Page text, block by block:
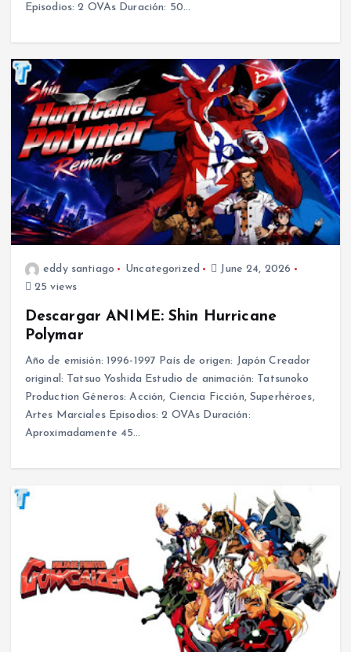
Episodios: 2 OVAs Duración: 50…
eddy santiago Uncategorized
June 24, 2026
25 views
Descargar ANIME: Shin Hurricane
Polymar
Año de emisión: 1996-1997 País de origen: Japón Creador
original: Tatsuo Yoshida Estudio de animación: Tatsunoko
Production Géneros: Acción, Ciencia Ficción, Superhéroes,
Artes Marciales Episodios: 2 OVAs Duración:
Aproximadamente 45…